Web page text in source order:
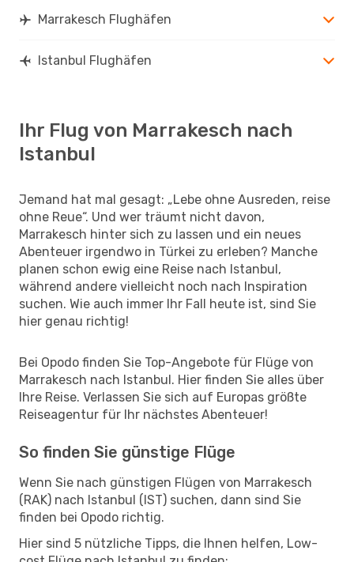
Marrakesch Flughäfen
Istanbul Flughäfen
Ihr Flug von Marrakesch nach
Istanbul
Jemand hat mal gesagt: „Lebe ohne Ausreden, reise
ohne Reue“. Und wer träumt nicht davon,
Marrakesch hinter sich zu lassen und ein neues
Abenteuer irgendwo in Türkei zu erleben? Manche
planen schon ewig eine Reise nach Istanbul,
während andere vielleicht noch nach Inspiration
suchen. Wie auch immer Ihr Fall heute ist, sind Sie
hier genau richtig!
Bei Opodo finden Sie Top-Angebote für Flüge von
Marrakesch nach Istanbul. Hier finden Sie alles über
Ihre Reise. Verlassen Sie sich auf Europas größte
Reiseagentur für Ihr nächstes Abenteuer!
So finden Sie günstige Flüge
Wenn Sie nach günstigen Flügen von Marrakesch
(RAK) nach Istanbul (IST) suchen, dann sind Sie
finden bei Opodo richtig.
Hier sind 5 nützliche Tipps, die Ihnen helfen, Low-